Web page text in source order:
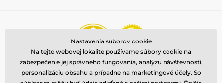
Nastavenia súborov cookie
Na tejto webovej lokalite používame súbory cookie na
zabezpečenie jej správneho fungovania, analýzu návštevnosti,
personalizáciu obsahu a prípadne na marketingové účely. So